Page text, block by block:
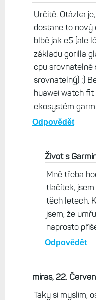
Určitě. Otázka
dostane to nový
blbě jak e5 (ale
základu gorilla
cpu srovnatelné
srovnatelný) ;)
huawei watch
ekosystém
Odpovědět
Život s
Mně třeba
tlačítek,
těch letech.
jsem, že
naprosto
Odpovědět
miras, 22.
Taky si myslim,